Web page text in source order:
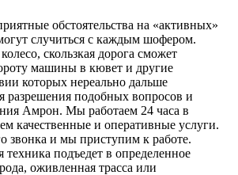
обстоятельства на «активных»
случиться с каждым шофером.
скользкая дорога сможет
машины в кювет и другие
которых нереально дальше
разрешения подобных вопросов и
Амрон. Мы работаем 24 часа в
качественные и оперативные услуги.
звонка и мы приступим к работе.
подъедет в определенное
оживленная трасса или